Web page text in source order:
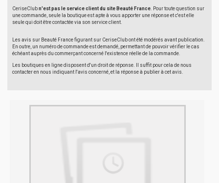
CeriseClubn'est pas le service client du site Beauté France . Pour toute question sur
une commande, seule la boutique est apte à vous apporter une réponse et c'est elle
seule qui doit être contactée via son service client.
Les avis sur Beauté France figurant sur CeriseClub ont été modérés avant publication.
En outre, un numéro de commande est demandé, permettant de pouvoir vérifier le cas
échéant auprès du commerçant concerné l'existence réelle de la commande.
Les boutiques en ligne disposent d'un droit de réponse. Il suffit pour cela de nous
contacter en nous indiquant l'avis concerné, et la réponse à publier à cet avis.